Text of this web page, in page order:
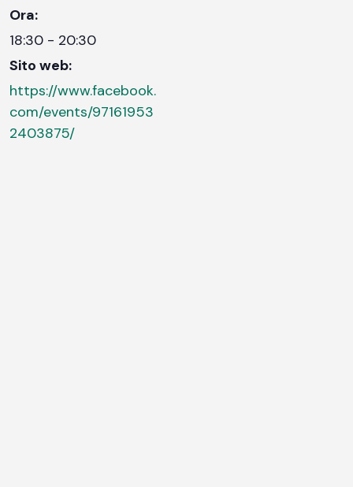
Ora:
18:30 - 20:30
Sito web:
https://www.facebook.
com/events/97161953
2403875/